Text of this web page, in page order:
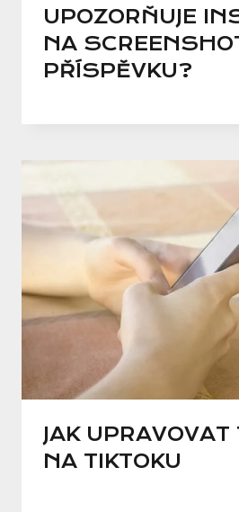
UPOZORŇUJE
NA
PŘÍSPĚVKU?
JAK UPRAVOVAT
NA TIKTOKU